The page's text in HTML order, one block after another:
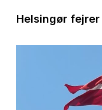
Helsingør